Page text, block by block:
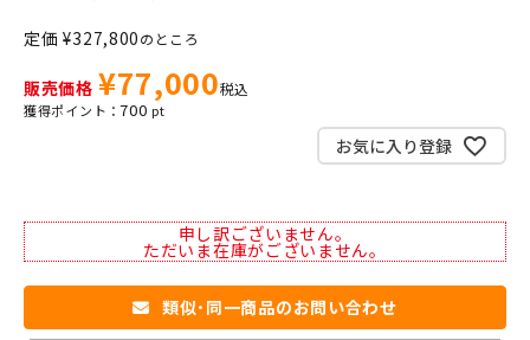
定価 ¥327,800のところ
販売価格 ¥77,000税込
700
お気に入り登録
申し訳ございません。
ただいま在庫がございません。
類似･同一商品のお問い合わせ